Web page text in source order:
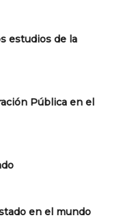
estudios de la
Pública en el
en el mundo